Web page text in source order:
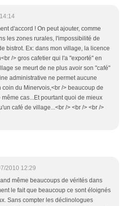
d'accord ! On peut ajouter, comme
les zones rurales, l'impossibilité de
bistrot. Ex: dans mon village, la licence
/> gros cafetier qui l'a "exporté" en
se meurt de ne plus avoir son "café"
administrative ne permet aucune
coin du Minervois,<br /> beaucoup de
cas...Et pourtant quoi de mieux
café de village...<br /> <br /> <br />
2010 12:29
même beaucoups de vérités dans
le fait que beaucoup ce sont éloignés
Sans compter les déclinologues